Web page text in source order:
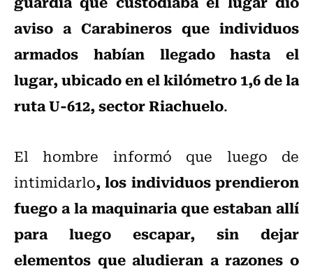
aviso a Carabineros que individuos
armados habían llegado hasta el
lugar, ubicado en el kilómetro 1,6 de la
ruta U-612, sector Riachuelo.
El hombre informó que luego de
intimidarlo, los individuos prendieron
fuego a la maquinaria que estaban allí
para luego escapar, sin dejar
elementos que aludieran a razones o